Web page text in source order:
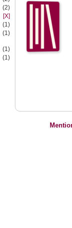
(2)
[X]
(1)
(1)
(1)
(1)